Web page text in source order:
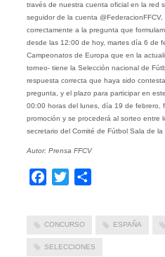
través de nuestra cuenta oficial en la red
seguidor de la cuenta
correctamente a la pregunta que
desde las 12:00 de hoy, martes día 6 de
Campeonatos de Europa que en la
torneo- tiene la Selección nacional de
respuesta correcta que haya sido
pregunta, y el plazo para participar en
00:00 horas del lunes, día 19 de febrero,
promoción y se procederá al sorteo entre
secretario del Comité de Fútbol Sala de la
Autor: Prensa FFCV
Facebook
Twitter
CONCURSO ESPAÑA
SELECCIONES